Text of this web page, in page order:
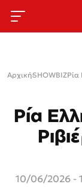
Αρχική›SHOWBIZ›
Ρία
10/06/2026 -